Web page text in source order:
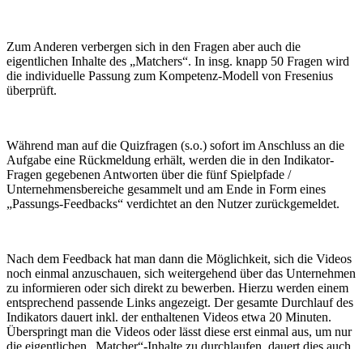
Zum Anderen verbergen sich in den Fragen aber auch die
eigentlichen Inhalte des „Matchers“. In insg. knapp 50 Fragen wird
die individuelle Passung zum Kompetenz-Modell von Fresenius
überprüft.
Während man auf die Quizfragen (s.o.) sofort im Anschluss an die
Aufgabe eine Rückmeldung erhält, werden die in den Indikator-
Fragen gegebenen Antworten über die fünf Spielpfade /
Unternehmensbereiche gesammelt und am Ende in Form eines
„Passungs-Feedbacks“ verdichtet an den Nutzer zurückgemeldet.
Nach dem Feedback hat man dann die Möglichkeit, sich die Videos
noch einmal anzuschauen, sich weitergehend über das Unternehmen
zu informieren oder sich direkt zu bewerben. Hierzu werden einem
entsprechend passende Links angezeigt. Der gesamte Durchlauf des
Indikators dauert inkl. der enthaltenen Videos etwa 20 Minuten.
Überspringt man die Videos oder lässt diese erst einmal aus, um nur
die eigentlichen „Matcher“-Inhalte zu durchlaufen, dauert dies auch